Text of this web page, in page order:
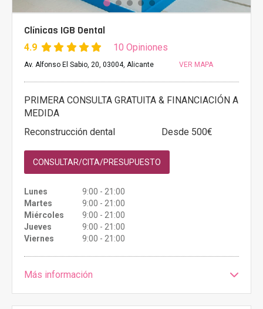
Clínicas IGB Dental
4.9 10 Opiniones
Av. Alfonso El Sabio, 20, 03004, Alicante VER MAPA
PRIMERA CONSULTA GRATUITA & FINANCIACIÓN A
MEDIDA
Reconstrucción dental
Desde 500€
CONSULTAR/CITA/PRESUPUESTO
Lunes
9:00 - 21:00
Martes
9:00 - 21:00
Miércoles
9:00 - 21:00
Jueves
9:00 - 21:00
Viernes
9:00 - 21:00
Más información